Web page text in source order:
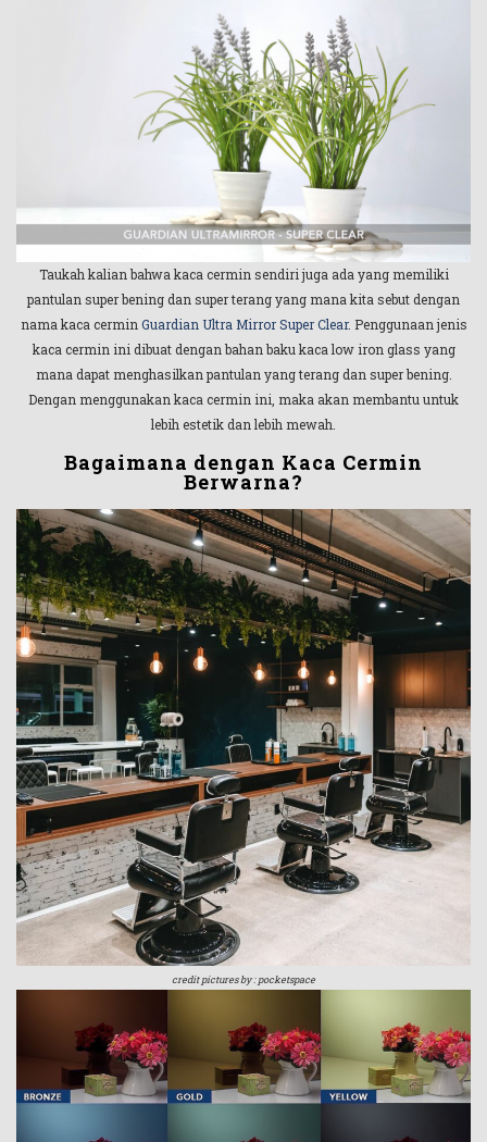
Taukah kalian bahwa kaca cermin sendiri juga ada yang memiliki
pantulan super bening dan super terang yang mana kita sebut dengan
nama kaca cermin Guardian Ultra Mirror Super Clear. Penggunaan jenis
kaca cermin ini dibuat dengan bahan baku kaca low iron glass yang
mana dapat menghasilkan pantulan yang terang dan super bening.
Dengan menggunakan kaca cermin ini, maka akan membantu untuk
lebih estetik dan lebih mewah.
Bagaimana dengan Kaca Cermin
Berwarna?
credit pictures by : pocketspace